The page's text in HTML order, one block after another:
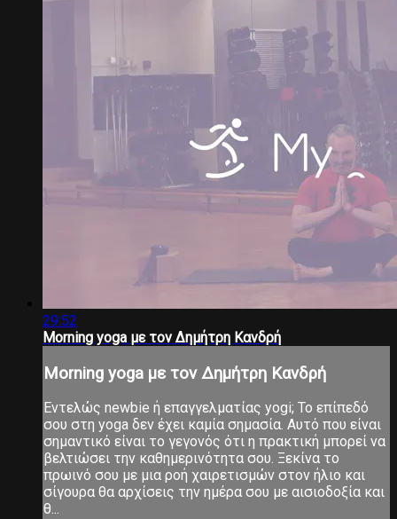
29:52
Morning yoga με τον Δημήτρη Κανδρή
Morning yoga με τον Δημήτρη Κανδρή
Εντελώς newbie ή επαγγελματίας yogi; Το επίπεδό
σου στη yoga δεν έχει καμία σημασία. Αυτό που είναι
σημαντικό είναι το γεγονός ότι η πρακτική μπορεί να
βελτιώσει την καθημερινότητα σου. Ξεκίνα το
πρωινό σου με μια ροή χαιρετισμών στον ήλιο και
σίγουρα θα αρχίσεις την ημέρα σου με αισιοδοξία και
θ...